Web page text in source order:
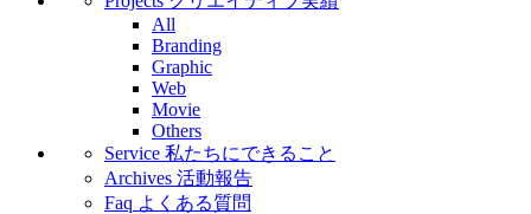
All
Branding
Graphic
Web
Movie
Others
Service 私たちにできること
Archives 活動報告
Faq よくある質問